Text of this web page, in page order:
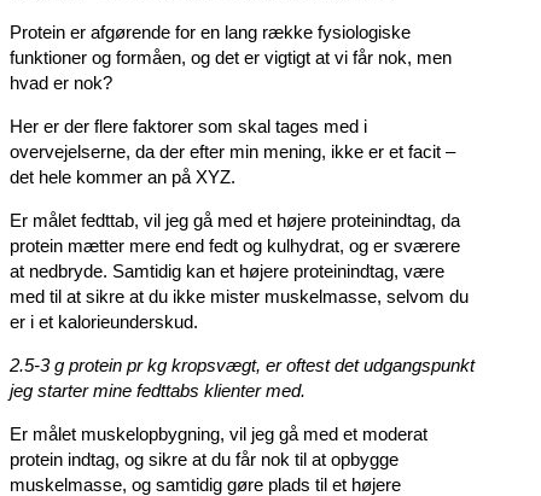
Protein er afgørende for en lang række fysiologiske
funktioner og formåen, og det er vigtigt at vi får nok, men
hvad er nok?
Her er der flere faktorer som skal tages med i
overvejelserne, da der efter min mening, ikke er et facit –
det hele kommer an på XYZ.
Er målet fedttab, vil jeg gå med et højere proteinindtag, da
protein mætter mere end fedt og kulhydrat, og er sværere
at nedbryde. Samtidig kan et højere proteinindtag, være
med til at sikre at du ikke mister muskelmasse, selvom du
er i et kalorieunderskud.
2.5-3 g protein pr kg kropsvægt, er oftest det udgangspunkt
jeg starter mine fedttabs klienter med.
Er målet muskelopbygning, vil jeg gå med et moderat
protein indtag, og sikre at du får nok til at opbygge
muskelmasse, og samtidig gøre plads til et højere